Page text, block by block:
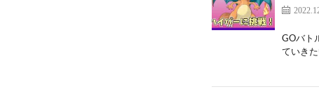
GOバト
ていき